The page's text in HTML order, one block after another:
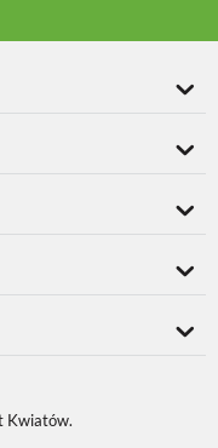
Kwiatów.